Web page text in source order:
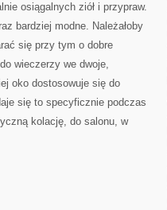
osiągalnych ziół i przypraw.
bardziej modne. Należałoby
się przy tym o dobre
wieczerzy we dwoje,
oko dostosowuje się do
się to specyficznie podczas
kolację, do salonu, w